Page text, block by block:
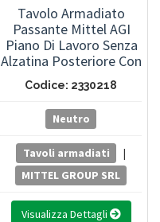
Tavolo Armadiato
Passante Mittel AGI
Piano Di Lavoro Senza
Alzatina Posteriore Con
Porte Scorrevoli Su Due
Lati - Dimensioni L 180 X
P 70 X H 85 Cm
Codice: 2330218
Neutro
Tavoli armadiati
|
MITTEL GROUP SRL
Visualizza Dettagli